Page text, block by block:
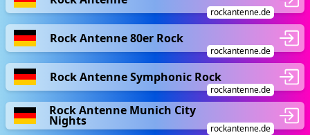
rockantenne.de
Rock Antenne 80er Rock
rockantenne.de
Rock Antenne Symphonic Rock
rockantenne.de
Rock Antenne Munich City
Nights
rockantenne.de